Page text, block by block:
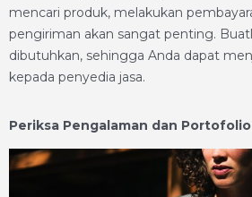
mencari produk, melakukan
pengiriman akan sangat penting.
dibutuhkan, sehingga Anda dapat
kepada penyedia jasa.
Periksa Pengalaman dan